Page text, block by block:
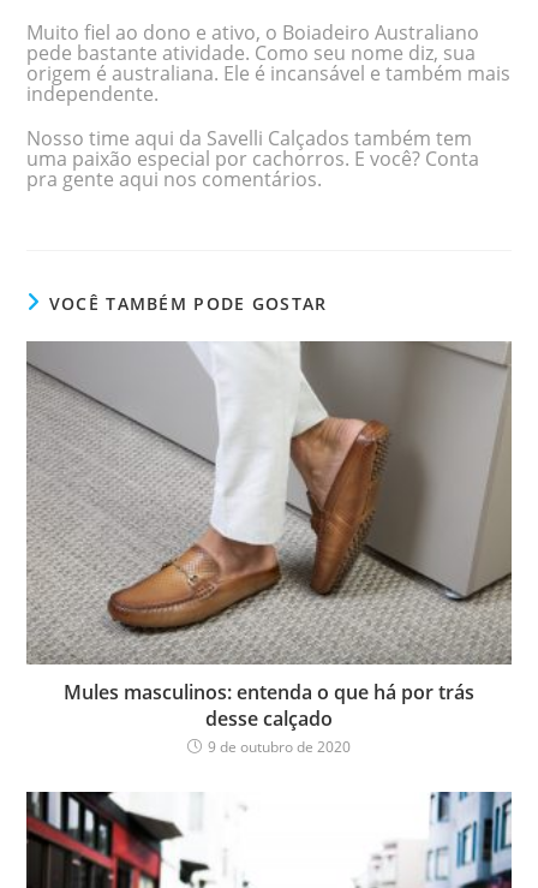
Muito fiel ao dono e ativo, o Boiadeiro Australiano
pede bastante atividade. Como seu nome diz, sua
origem é australiana. Ele é incansável e também mais
independente.
Nosso time aqui da Savelli Calçados também tem
uma paixão especial por cachorros. E você? Conta
pra gente aqui nos comentários.
VOCÊ TAMBÉM PODE GOSTAR
Mules masculinos: entenda o que há por trás
desse calçado
9 de outubro de 2020